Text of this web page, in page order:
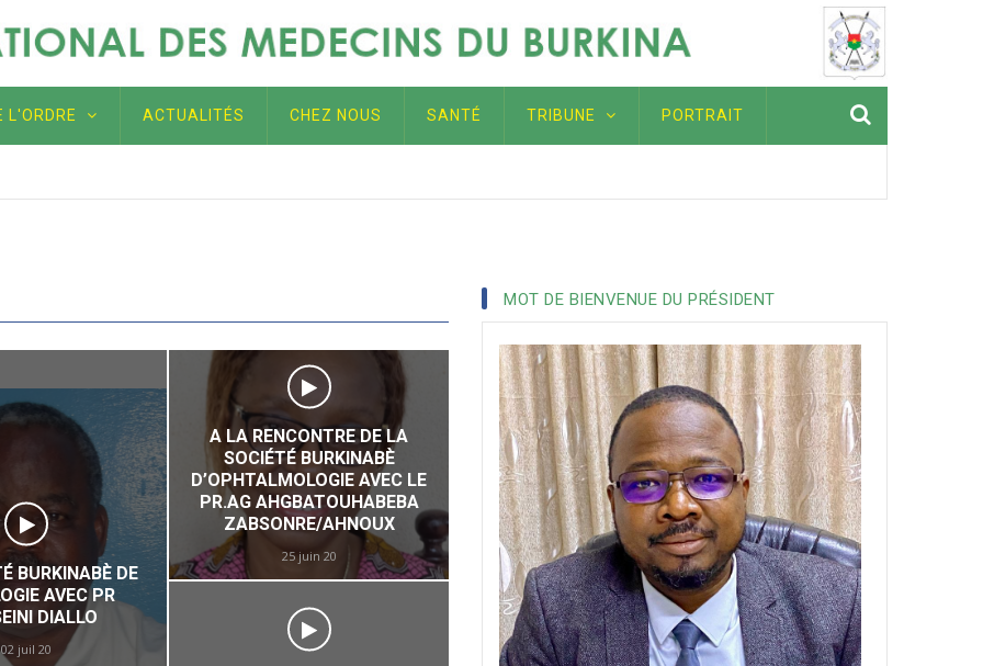
L'ORDRE ACTUALITÉS CHEZ NOUS SANTÉ TRIBUNE PORTRAIT
seulement au Burkina Faso, mais aussi au-delà des frontières de l'Afriqu
BURKINABÈ DE
AVEC PR
DIALLO
02 juil 20
A LA RENCONTRE DE LA
SOCIÉTÉ BURKINABÈ
D’OPHTALMOLOGIE AVEC LE
PR.AG AHGBATOUHABEBA
ZABSONRE/AHNOUX
25 juin 20
MEDECINE ET MUSIQUE
AVEC PR CHRISTIAN NAPON
15 juin 20
MÉDECINE ET
AVEC DR PAKISBA ALI
OUEDRAOGO
15 juin 20
MOT DE BIENVENUE DU PRÉSIDENT